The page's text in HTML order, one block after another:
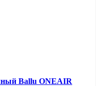
Ballu ONEAIR